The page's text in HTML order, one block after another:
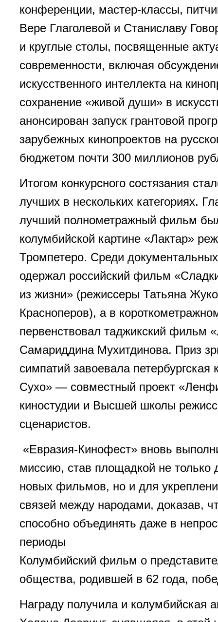
конференции, мастер-классы,
Вере Глаголевой и Станиславу
и круглые столы, посвященные
современности, включая
искусственного интеллекта на
сохранение «живой души» в
анонсирован запуск грантовой
зарубежных кинопроектов на
бюджетом почти 300 миллионов
Итогом конкурсного состязания
лучших в нескольких категориях.
лучший полнометражный фильм
колумбийской картине «Лактар»
Тромпетеро. Среди
одержал российский фильм
из жизни» (режиссеры Татьяна
Красноперов), а в
первенствовал таджикский фильм
Самариддина Мухитдинова. Приз
симпатий завоевала петербургская
Сухо» — совместный проект
киностудии и Высшей школы
сценаристов.
«Евразия-Кинофест» вновь
миссию, став площадкой не только
новых фильмов, но и для
связей между народами, доказав,
способно объединять даже в
периоды
Колумбийский фильм о
общества, родившей в 62 года,
Награду получила и колумбийская